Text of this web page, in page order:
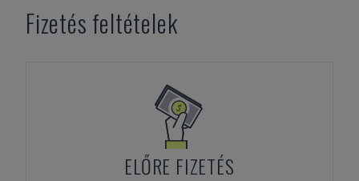
Fizetés feltételek
ELŐRE FIZETÉS